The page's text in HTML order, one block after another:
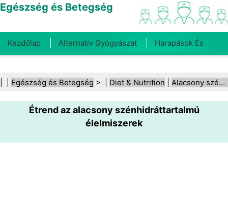
Egészség és Betegség
Kezdőlap Alternatív Gyógyászat Harapások És
Fogegészség Diéta És Táplálkozás Családi
Egészség Egészségügyi Ágazat Mentális Egészség
Egészség és Betegség > | Diet & Nutrition Alacsony szénhidráttartalmú diéták
Étrend az alacsony szénhidráttartalmú
élelmiszerek